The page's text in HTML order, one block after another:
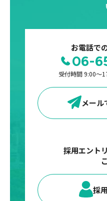
お電話で
06-
受付時間 9:00〜
メール
採用エント
採